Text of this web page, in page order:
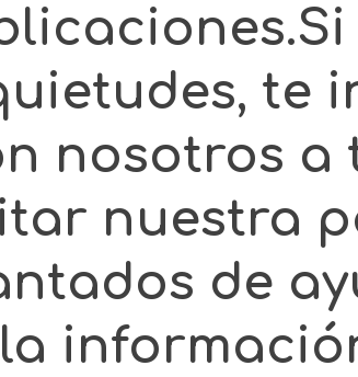
te
nosotros a
nuestra
de